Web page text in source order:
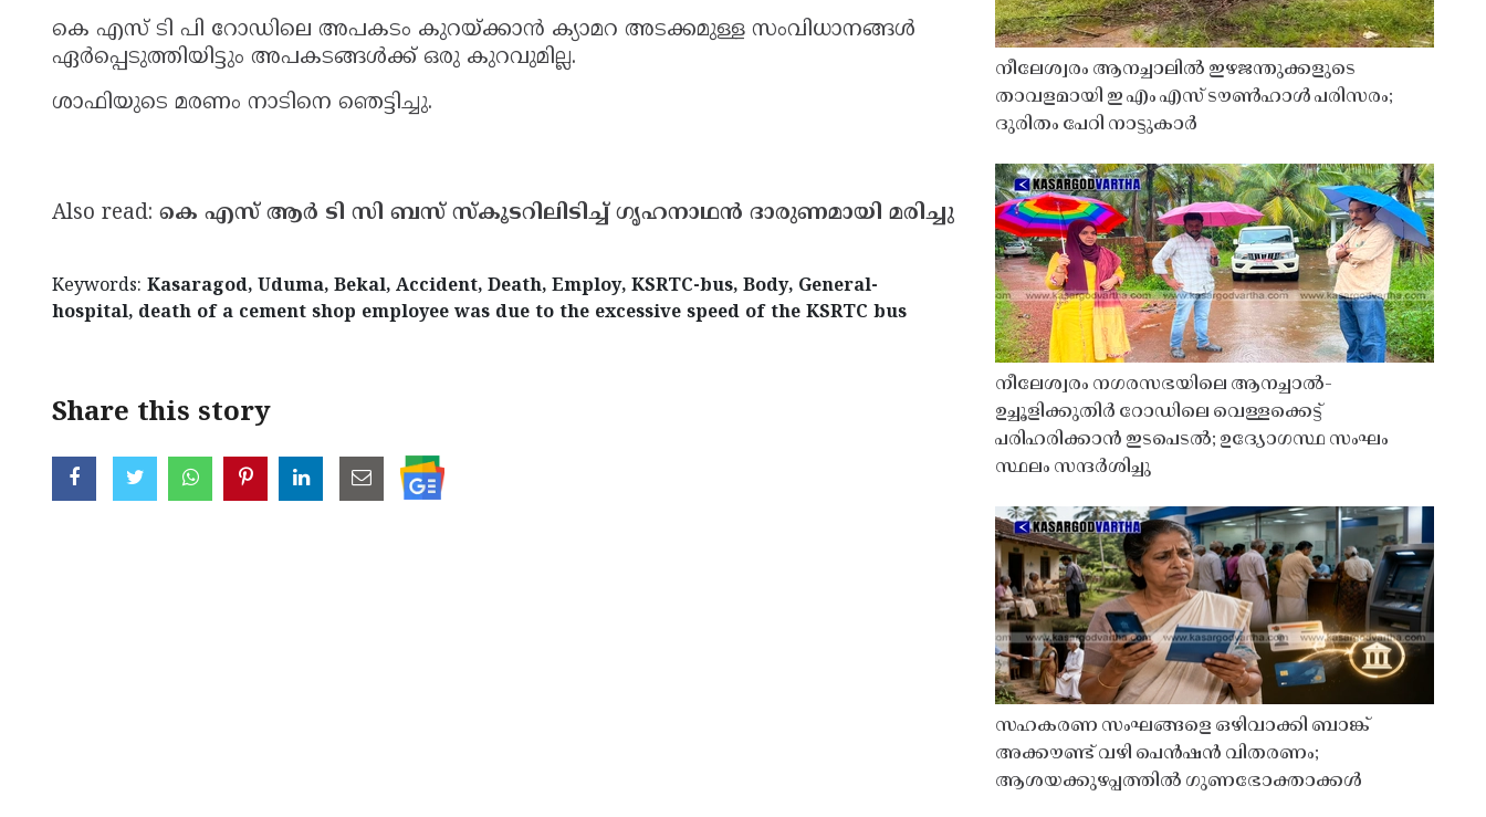
കെ എസ് ടി പി റോഡിലെ അപകടം കുറയ്ക്കാന്‍ ക്യാമറ അടക്കമുള്ള സംവിധാനങ്ങള്‍
ഏര്‍പ്പെടുത്തിയിട്ടും അപകടങ്ങള്‍ക്ക് ഒരു കുറവുമില്ല.
ശാഫിയുടെ മരണം നാടിനെ ഞെട്ടിച്ചു.
Also read: കെ എസ് ആര്‍ ടി സി ബസ് സ്‌കൂടറിലിടിച്ച് ഗൃഹനാഥന്‍ ദാരുണമായി മരിച്ചു
Keywords: Kasaragod, Uduma, Bekal, Accident, Death, Employ, KSRTC-bus, Body, General-
hospital, death of a cement shop employee was due to the excessive speed of the KSRTC bus
Share this story
നീലേശ്വരം ആനച്ചാലിൽ ഇഴജന്തുക്കളുടെ
താവളമായി ഇ എം എസ് ടൗൺഹാൾ പരിസരം;
ദുരിതം പേറി നാട്ടുകാർ
നീലേശ്വരം നഗരസഭയിലെ ആനച്ചാൽ-
ഉച്ചൂളിക്കുതിർ റോഡിലെ വെള്ളക്കെട്ട്
പരിഹരിക്കാൻ ഇടപെടൽ; ഉദ്യോഗസ്ഥ സംഘം
സ്ഥലം സന്ദർശിച്ചു
സഹകരണ സംഘങ്ങളെ ഒഴിവാക്കി ബാങ്ക്
അക്കൗണ്ട് വഴി പെൻഷൻ വിതരണം;
ആശയക്കുഴപ്പത്തിൽ ഗുണഭോക്താക്കൾ